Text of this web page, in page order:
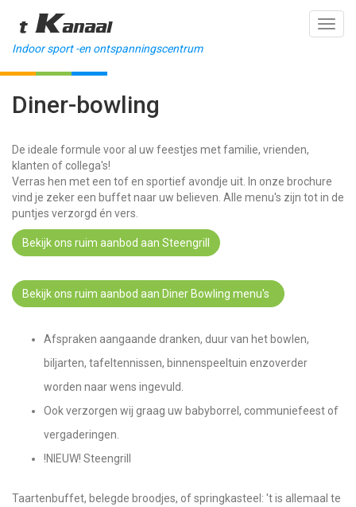
't Kanaal
Indoor sport -en ontspanningscentrum
Diner-bowling
De ideale formule voor al uw feestjes met familie, vrienden,
klanten of collega's!
Verras hen met een tof en sportief avondje uit. In onze brochure
vind je zeker een buffet naar uw believen. Alle menu's zijn tot in de
puntjes verzorgd én vers.
Bekijk ons ruim aanbod aan Steengrill
Bekijk ons ruim aanbod aan Diner Bowling menu's
Afspraken aangaande dranken, duur van het bowlen,
biljarten, tafeltennissen, binnenspeeltuin enzoverder
worden naar wens ingevuld.
Ook verzorgen wij graag uw babyborrel, communiefeest of
vergaderingen.
!NIEUW! Steengrill
Taartenbuffet, belegde broodjes, of springkasteel: 't is allemaal te